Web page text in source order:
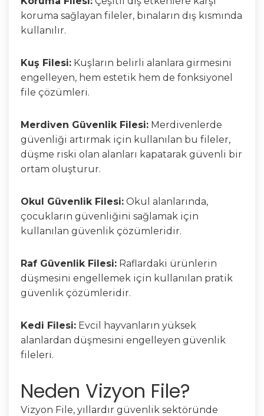
koruma sağlayan fileler, binaların dış kısmında
kullanılır.
Kuş Filesi: Kuşların belirli alanlara girmesini
engelleyen, hem estetik hem de fonksiyonel
file çözümleri.
Merdiven Güvenlik Filesi: Merdivenlerde
güvenliği artırmak için kullanılan bu fileler,
düşme riski olan alanları kapatarak güvenli bir
ortam oluşturur.
Okul Güvenlik Filesi: Okul alanlarında,
çocukların güvenliğini sağlamak için
kullanılan güvenlik çözümleridir.
Raf Güvenlik Filesi: Raflardaki ürünlerin
düşmesini engellemek için kullanılan pratik
güvenlik çözümleridir.
Kedi Filesi: Evcil hayvanların yüksek
alanlardan düşmesini engelleyen güvenlik
fileleri.
Neden Vizyon File?
Vizyon File, yıllardır güvenlik sektöründe